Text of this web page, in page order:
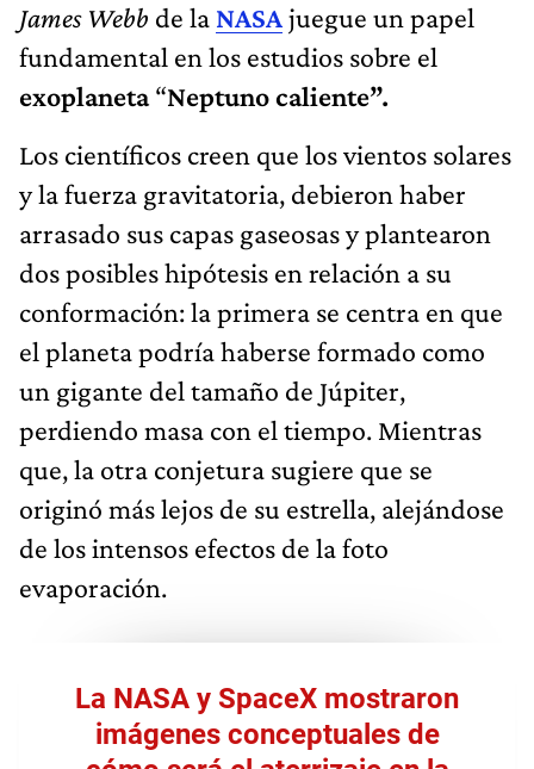
James Webb de la NASAjuegue un papel
fundamental en los estudios sobre el
exoplaneta“Neptuno caliente”.
Los científicos creen que los vientos solares
y la fuerza gravitatoria, debieron haber
arrasado sus capas gaseosas y plantearon
dos posibles hipótesis en relación a su
conformación: la primera se centra en que
el planeta podría haberse formado como
un gigante del tamaño de Júpiter,
perdiendo masa con el tiempo. Mientras
que, la otra conjetura sugiere que se
originó más lejos de su estrella, alejándose
de los intensos efectos de la foto
evaporación.
La NASA y SpaceX mostraron
imágenes conceptuales de